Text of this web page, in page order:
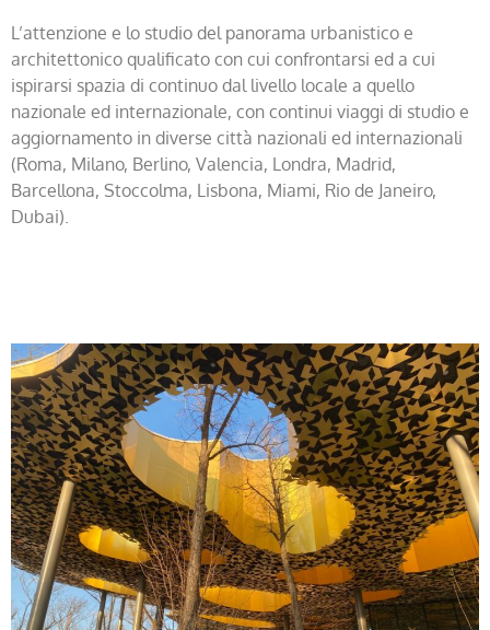
L’attenzione e lo studio del panorama urbanistico e
architettonico qualificato con cui confrontarsi ed a cui
ispirarsi spazia di continuo dal livello locale a quello
nazionale ed internazionale, con continui viaggi di studio e
aggiornamento in diverse città nazionali ed internazionali
(Roma, Milano, Berlino, Valencia, Londra, Madrid,
Barcellona, Stoccolma, Lisbona, Miami, Rio de Janeiro,
Dubai).